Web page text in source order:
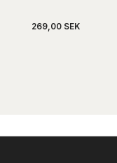
269,00 SEK